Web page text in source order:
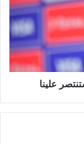
علينا